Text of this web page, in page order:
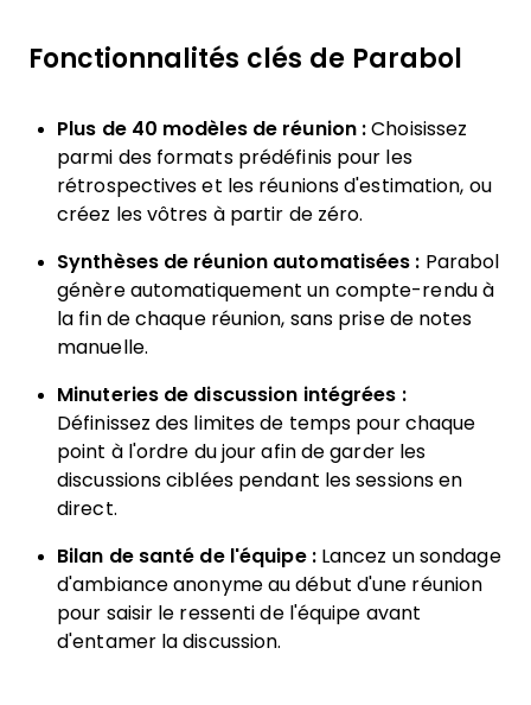
Fonctionnalités clés de Parabol
Plus de 40 modèles de réunion : Choisissez
parmi des formats prédéfinis pour les
rétrospectives et les réunions d'estimation, ou
créez les vôtres à partir de zéro.
Synthèses de réunion automatisées : Parabol
génère automatiquement un compte-rendu à
la fin de chaque réunion, sans prise de notes
manuelle.
Minuteries de discussion intégrées :
Définissez des limites de temps pour chaque
point à l'ordre du jour afin de garder les
discussions ciblées pendant les sessions en
direct.
Bilan de santé de l'équipe :Lancez un sondage
d'ambiance anonyme au début d'une réunion
pour saisir le ressenti de l'équipe avant
d'entamer la discussion.